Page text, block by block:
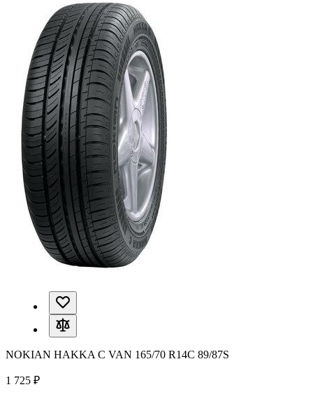
NOKIAN HAKKA C VAN 165/70 R14C 89/87S
1 725 ₽